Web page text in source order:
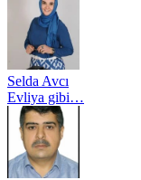
Selda Avcı
Evliya gibi…